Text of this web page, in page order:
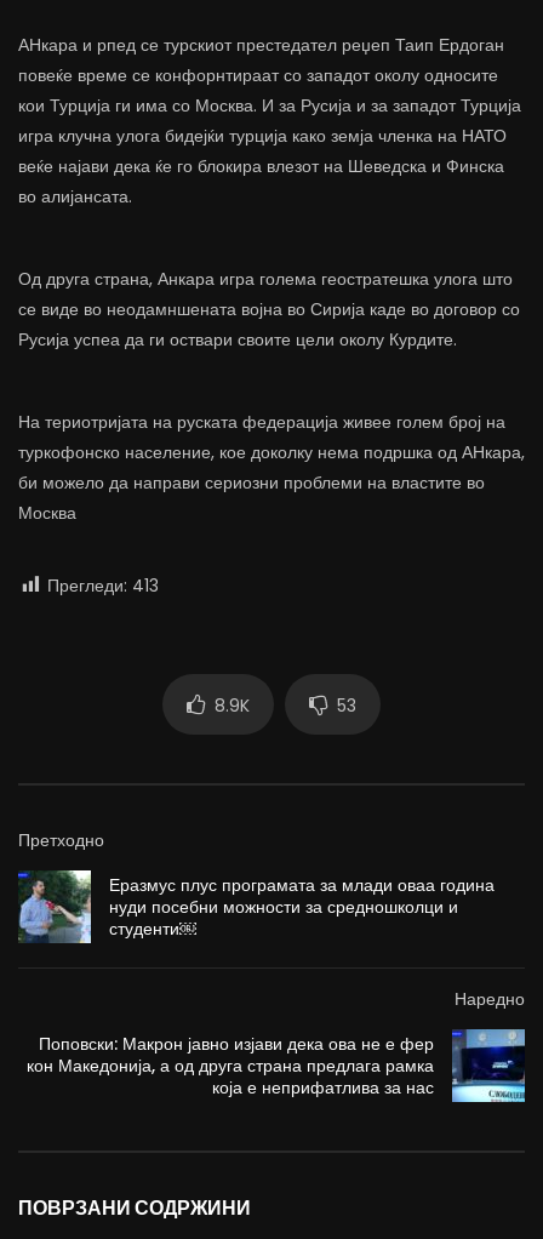
АНкара и рпед се турскиот престедател реџеп Таип Ердоган
повеќе време се конфорнтираат со западот околу односите
кои Турција ги има со Москва. И за Русија и за западот Турција
игра клучна улога бидејќи турција како земја членка на НАТО
веќе најави дека ќе го блокира влезот на Шеведска и Финска
во алијансата.
Од друга страна, Анкара игра голема геостратешка улога што
се виде во неодамншената војна во Сирија каде во договор со
Русија успеа да ги оствари своите цели околу Курдите.
На териотријата на руската федерација живее голем број на
туркофонско население, кое доколку нема подршка од АНкара,
би можело да направи сериозни проблеми на властите во
Москва
Прегледи: 413
8.9K 53
Претходно
Еразмус плус програмата за млади оваа година
нуди посебни можности за средношколци и
студенти￼
Наредно
Поповски: Макрон јавно изјави дека ова не е фер
кон Македонија, а од друга страна предлага рамка
која е неприфатлива за нас
ПОВРЗАНИ СОДРЖИНИ